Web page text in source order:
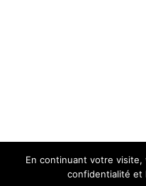
En continuant votre
confidentialité et